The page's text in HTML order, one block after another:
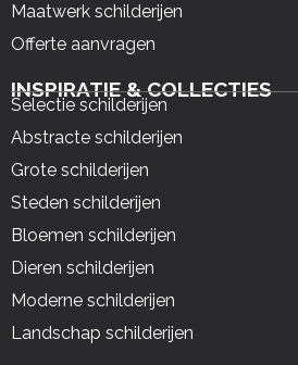
Maatwerk schilderijen
Offerte aanvragen
INSPIRATIE & COLLECTIES
Selectie schilderijen
Abstracte schilderijen
Grote schilderijen
Steden schilderijen
Bloemen schilderijen
Dieren schilderijen
Moderne schilderijen
Landschap schilderijen